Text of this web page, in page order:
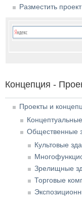
Разместить проект
Концепция -
Проекты и
Общественные
Культовые
Зрелищные
Торговые